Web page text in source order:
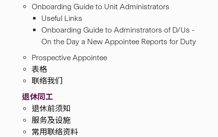
Onboarding Guide to Unit Administrators
Useful Links
Onboarding Guide to Adminstrators of D/Us -
On the Day a New Appointee Reports for Duty
Prospective Appointee
表格
联络我们
退休同工
退休前须知
服务及设施
常用联络资料